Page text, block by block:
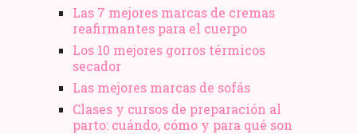
Las 7 mejores marcas de cremas
reafirmantes para el cuerpo
Los 10 mejores gorros térmicos
secador
Las mejores marcas de sofás
Clases y cursos de preparación al
parto: cuándo, cómo y para qué son